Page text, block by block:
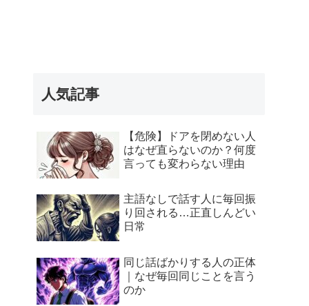
人気記事
【危険】ドアを閉めない人
はなぜ直らないのか？何度
言っても変わらない理由
主語なしで話す人に毎回振
り回される…正直しんどい
日常
同じ話ばかりする人の正体
｜なぜ毎回同じことを言う
のか